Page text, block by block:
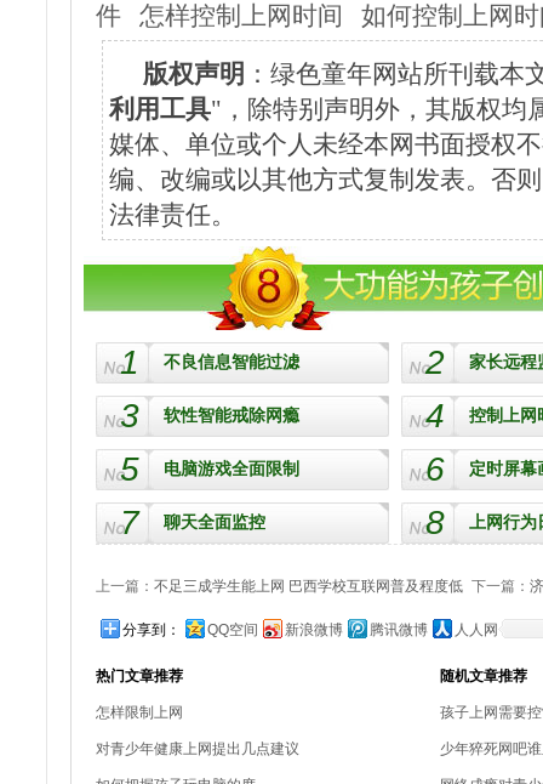
件
怎样控制上网时间
如何控制上网
版权声明 ：绿色童年网站所刊载本
利用工具"，除特别声明外，其版权均
媒体、单位或个人未经本网书面授权
编、改编或以其他方式复制发表。否
法律责任。
1 不良信息智能过滤 2 家长远程
3 软性智能戒除网瘾 4 控制上网
5 电脑游戏全面限制 6 定时屏幕
7 聊天全面监控 8 上网行为
上一篇： 不足三成学生能上网 巴西学校互联网普及程度低 下一篇：
分享到： QQ空间 新浪微博 腾讯微博 人人网
热门文章推荐
怎样限制上网
对青少年健康上网提出几点建议
随机文章推荐
孩子上网需要
少年猝死网吧